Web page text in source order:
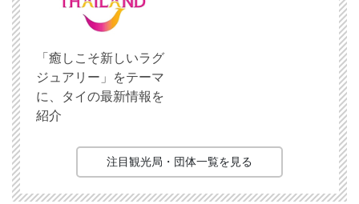
「癒しこそ新しいラグ
ジュアリー」をテーマ
に、タイの最新情報を
紹介
注目観光局・団体一覧を見る